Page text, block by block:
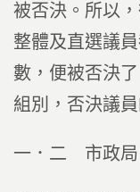
被否決。所以
整體及直選議
數，便被否決
組別，否決議
一．二 市政局